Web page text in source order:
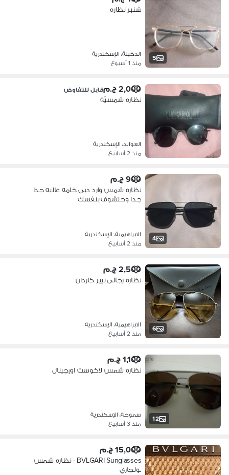
5
شنبر نظاره
الدخيلة، الإسكندرية
منذ 1 أسبوع
2,000 ج.م قابل للتفاوض
نظاره شمسيّة
العوايد، الإسكندرية
منذ 2 أسابيع
4
900 ج.م
نظاره شمس وارد دبى خامه عاليه جدا
جدا وحتشوف بنفسك
الابراهيمية، الإسكندرية
منذ 2 أسابيع
6
2,500 ج.م
نظاره رجالى بيير كاردان
الابراهيمية، الإسكندرية
منذ 2 أسابيع
12
1,100 ج.م
نظاره شمس لاكوست اورجينال
سموحة، الإسكندرية
منذ 3 أسابيع
15,000 ج.م
BVLGARI Sunglasses - نظاره شمس
بولجاري